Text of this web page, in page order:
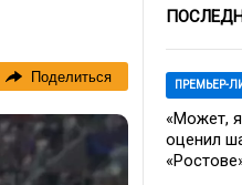
Поделиться ПРЕМЬЕР-
«Может,
оценил